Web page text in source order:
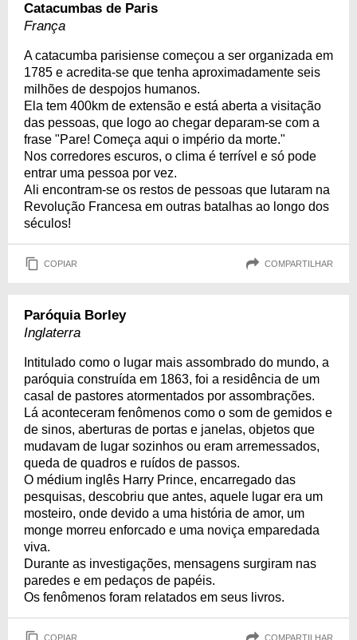
Catacumbas de Paris
França
A catacumba parisiense começou a ser organizada em
1785 e acredita-se que tenha aproximadamente seis
milhões de despojos humanos.
Ela tem 400km de extensão e está aberta a visitação
das pessoas, que logo ao chegar deparam-se com a
frase "Pare! Começa aqui o império da morte."
Nos corredores escuros, o clima é terrível e só pode
entrar uma pessoa por vez.
Ali encontram-se os restos de pessoas que lutaram na
Revolução Francesa em outras batalhas ao longo dos
séculos!
COPIAR COMPARTILHAR
Paróquia Borley
Inglaterra
Intitulado como o lugar mais assombrado do mundo, a
paróquia construída em 1863, foi a residência de um
casal de pastores atormentados por assombrações.
Lá aconteceram fenômenos como o som de gemidos e
de sinos, aberturas de portas e janelas, objetos que
mudavam de lugar sozinhos ou eram arremessados,
queda de quadros e ruídos de passos.
O médium inglês Harry Prince, encarregado das
pesquisas, descobriu que antes, aquele lugar era um
mosteiro, onde devido a uma história de amor, um
monge morreu enforcado e uma noviça emparedada
viva.
Durante as investigações, mensagens surgiram nas
paredes e em pedaços de papéis.
Os fenômenos foram relatados em seus livros.
COPIAR COMPARTILHAR